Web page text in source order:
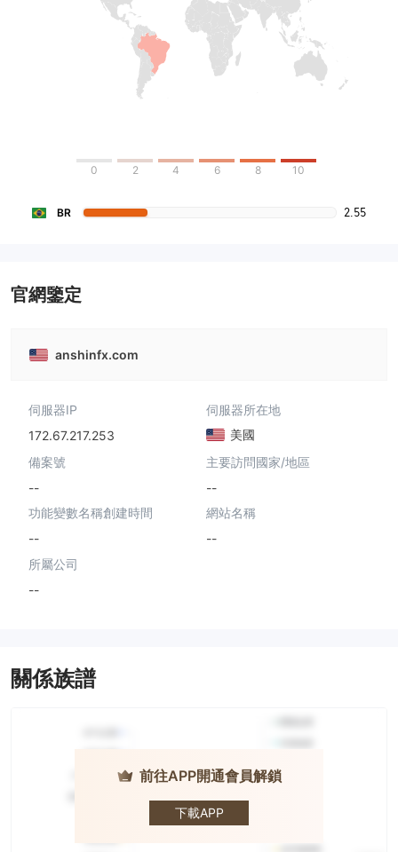
0 2 4 6 8 10
BR 2.55
官網鑒定
anshinfx.com
伺服器IP
172.67.217.253
伺服器所在地
美國
備案號
--
主要訪問國家/地區
--
功能變數名稱創建時間
--
網站名稱
--
所屬公司
--
關係族譜
前往APP開通會員解鎖
下載APP